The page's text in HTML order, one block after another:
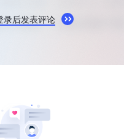
录后发表评论